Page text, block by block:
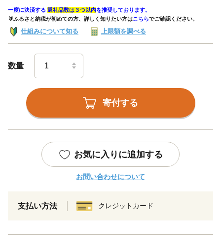
一度に決済する 返礼品数は３つ以内を推奨しております。
🔰ふるさと納税が初めての方、詳しく知りたい方はこちらでご確認ください。
仕組みについて知る 上限額を調べる
数量
寄付する
お気に入りに追加する
お問い合わせについて
支払い方法 クレジットカード